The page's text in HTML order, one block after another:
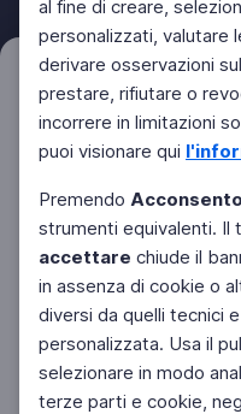
al fine di creare,
personalizzati, valutare
derivare osservazioni
prestare, rifiutare o
incorrere in limitazioni
puoi visionare qui
Premendo Acconsento
strumenti equivalenti. Il
accettare chiude il
in assenza di cookie o
diversi da quelli tecnici
personalizzata. Usa il
selezionare in modo
terze parti e cookie,
Filtri